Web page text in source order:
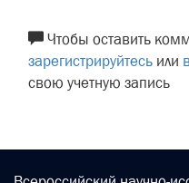
Чтобы оставить
зарегистрируйтесь или
свою учетную запись